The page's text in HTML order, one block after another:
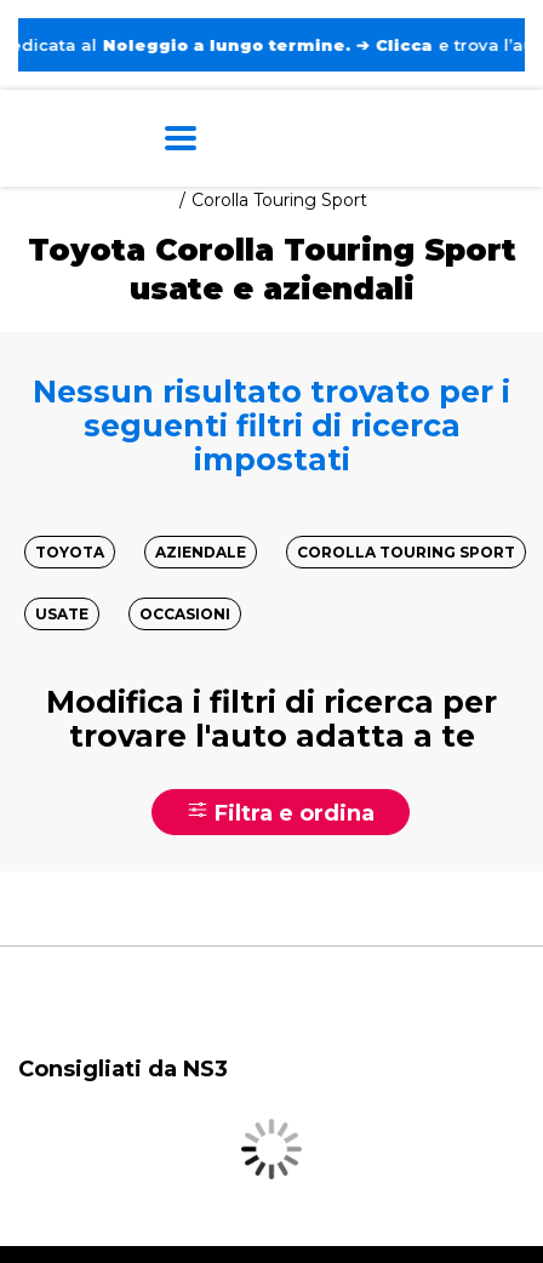
al Noleggio a lungo termine. ➔ Clicca e trova l’auto
Corolla Touring Sport
Toyota Corolla Touring Sport
usate e aziendali
Nessun risultato trovato per i
seguenti filtri di ricerca
impostati
TOYOTA AZIENDALE COROLLA TOURING SPORT
USATE OCCASIONI
Modifica i filtri di ricerca per
trovare l'auto adatta a te
Filtra e ordina
Consigliati da NS3